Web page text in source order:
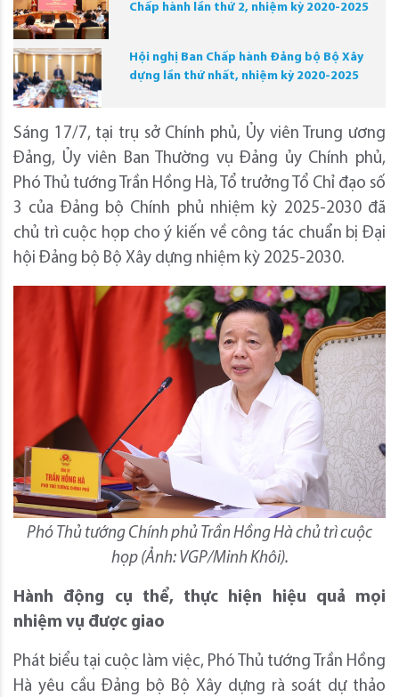
Chấp hành lần thứ 2, nhiệm kỳ 2020-2025
Hội nghị Ban Chấp hành Đảng bộ Bộ Xây
dựng lần thứ nhất, nhiệm kỳ 2020-2025
Sáng 17/7, tại trụ sở Chính phủ, Ủy viên Trung ương
Đảng, Ủy viên Ban Thường vụ Đảng ủy Chính phủ,
Phó Thủ tướng Trần Hồng Hà, Tổ trưởng Tổ Chỉ đạo số
3 của Đảng bộ Chính phủ nhiệm kỳ 2025-2030 đã
chủ trì cuộc họp cho ý kiến về công tác chuẩn bị Đại
hội Đảng bộ Bộ Xây dựng nhiệm kỳ 2025-2030.
Phó Thủ tướng Chính phủ Trần Hồng Hà chủ trì cuộc
họp (Ảnh: VGP/Minh Khôi).
Hành động cụ thể, thực hiện hiệu quả mọi
nhiệm vụ được giao
Phát biểu tại cuộc làm việc, Phó Thủ tướng Trần Hồng
Hà yêu cầu Đảng bộ Bộ Xây dựng rà soát dự thảo